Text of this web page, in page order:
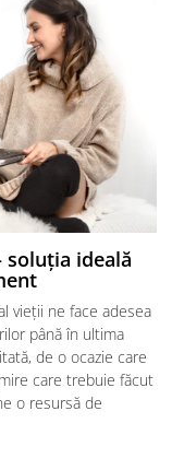
soluția ideală
vieții ne face adesea
până în ultima
de o ocazie care
care trebuie făcut
o resursă de